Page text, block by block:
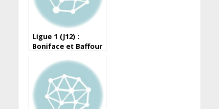
Ligue 1 (J12) :
Boniface et Baffour
devant les militaires
de l’ASFAG